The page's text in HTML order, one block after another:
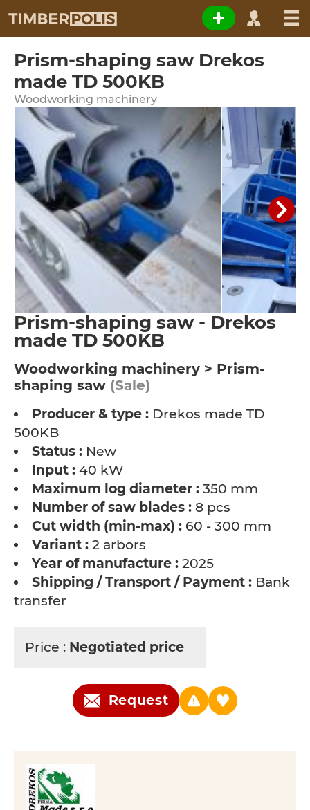
Prism-shaping saw Drekos
made TD 500KB
Woodworking machinery
Prism-shaping saw - Drekos
made TD 500KB
Woodworking machinery > Prism-
shaping saw (Sale)
Producer & type : Drekos made TD
500KB
Status : New
Input : 40 kW
Maximum log diameter : 350 mm
Number of saw blades : 8 pcs
Cut width (min-max) : 60 - 300 mm
Variant : 2 arbors
Year of manufacture : 2025
Shipping / Transport / Payment : Bank
transfer
Price : Negotiated price
Request